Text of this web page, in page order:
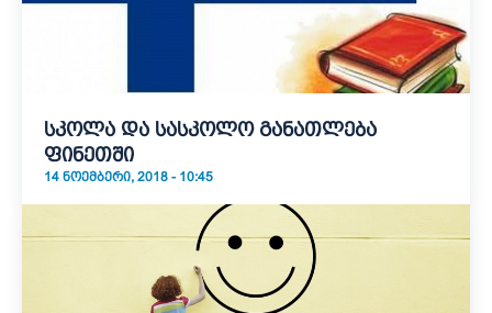
სკოლა და სასკოლო განათლება
ფინეთში
14 ᲜᲝᲔᲛᲑᲔᲠᲘ, 2018 - 10:45